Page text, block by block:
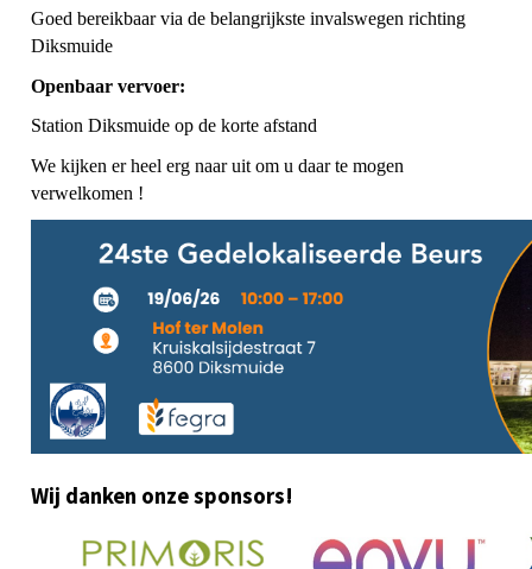
Goed bereikbaar via de belangrijkste invalswegen richting
Diksmuide
Openbaar vervoer:
Station Diksmuide op de korte afstand
We kijken er heel erg naar uit om u daar te mogen
verwelkomen !
Wij danken onze sponsors!